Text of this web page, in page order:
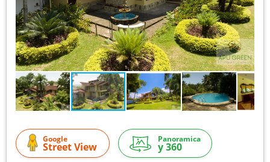
Google
Street View
Panoramica
y 360